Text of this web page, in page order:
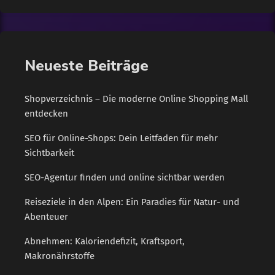
Neueste Beiträge
Shopverzeichnis – Die moderne Online Shopping Mall
entdecken
SEO für Online-Shops: Dein Leitfaden für mehr
Sichtbarkeit
SEO-Agentur finden und online sichtbar werden
Reiseziele in den Alpen: Ein Paradies für Natur- und
Abenteuer
Abnehmen: Kaloriendefizit, Kraftsport,
Makronährstoffe